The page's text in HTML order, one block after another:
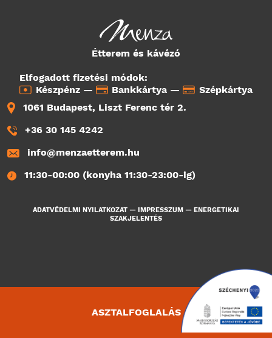
Étterem és kávézó
Elfogadott fizetési módok:
Készpénz —
Bankkártya —
Szépkártya
1061 Budapest, Liszt Ferenc tér 2.
+36 30 145 4242
info@menzaetterem.hu
11:30-00:00 (konyha 11:30-23:00-ig)
ADATVÉDELMI NYILATKOZAT — IMPRESSZUM — ENERGETIKAI
SZAKJELENTÉS
ASZTALFOGLALÁS